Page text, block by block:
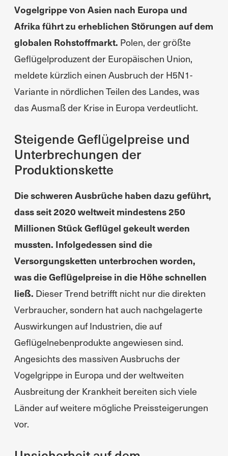
Vogelgrippe von Asien nach Europa und
Afrika führt zu erheblichen Störungen auf dem
globalen Rohstoffmarkt. Polen, der größte
Geflügelproduzent der Europäischen Union,
meldete kürzlich einen Ausbruch der H5N1-
Variante in nördlichen Teilen des Landes, was
das Ausmaß der Krise in Europa verdeutlicht.
Steigende Geflügelpreise und
Unterbrechungen der
Produktionskette
Die schweren Ausbrüche haben dazu geführt,
dass seit 2020 weltweit mindestens 250
Millionen Stück Geflügel gekeult werden
mussten. Infolgedessen sind die
Versorgungsketten unterbrochen worden,
was die Geflügelpreise in die Höhe schnellen
ließ. Dieser Trend betrifft nicht nur die direkten
Verbraucher, sondern hat auch nachgelagerte
Auswirkungen auf Industrien, die auf
Geflügelnebenprodukte angewiesen sind.
Angesichts des massiven Ausbruchs der
Vogelgrippe in Europa und der weltweiten
Ausbreitung der Krankheit bereiten sich viele
Länder auf weitere mögliche Preissteigerungen
vor.